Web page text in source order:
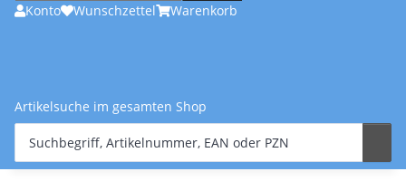
Konto
Wunschzettel Warenkorb
Artikelsuche im gesamten Shop